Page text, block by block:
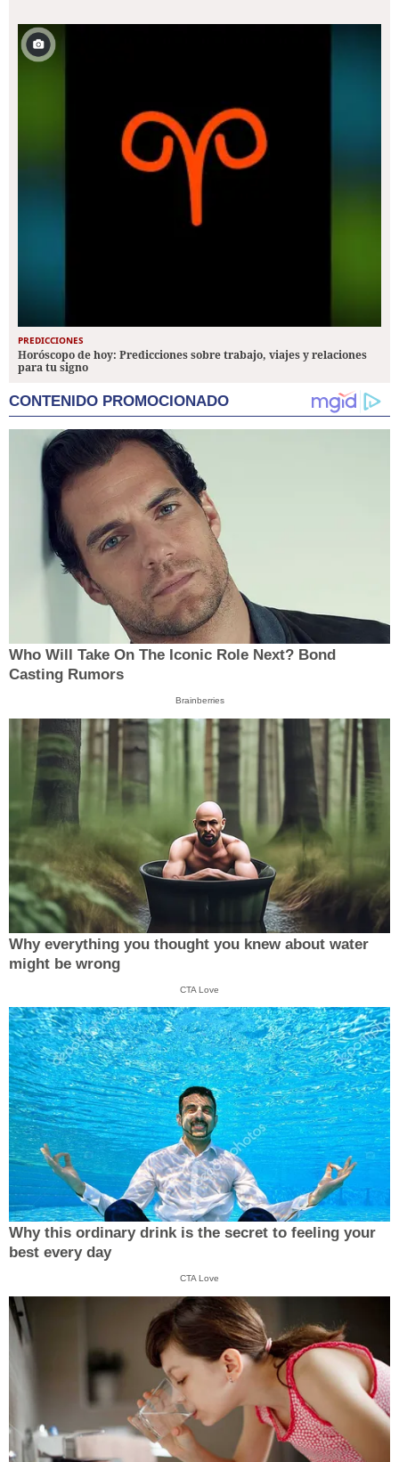
PREDICCIONES
Horóscopo de hoy: Predicciones sobre trabajo, viajes y relaciones
para tu signo
CONTENIDO PROMOCIONADO
Who Will Take On The Iconic Role Next? Bond
Casting Rumors
Brainberries
Why everything you thought you knew about water
might be wrong
CTA Love
Why this ordinary drink is the secret to feeling your
best every day
CTA Love